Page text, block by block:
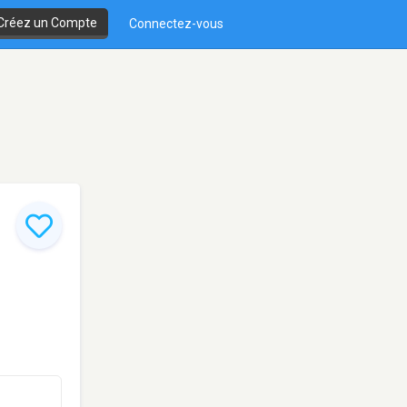
un Compte Connectez-vous